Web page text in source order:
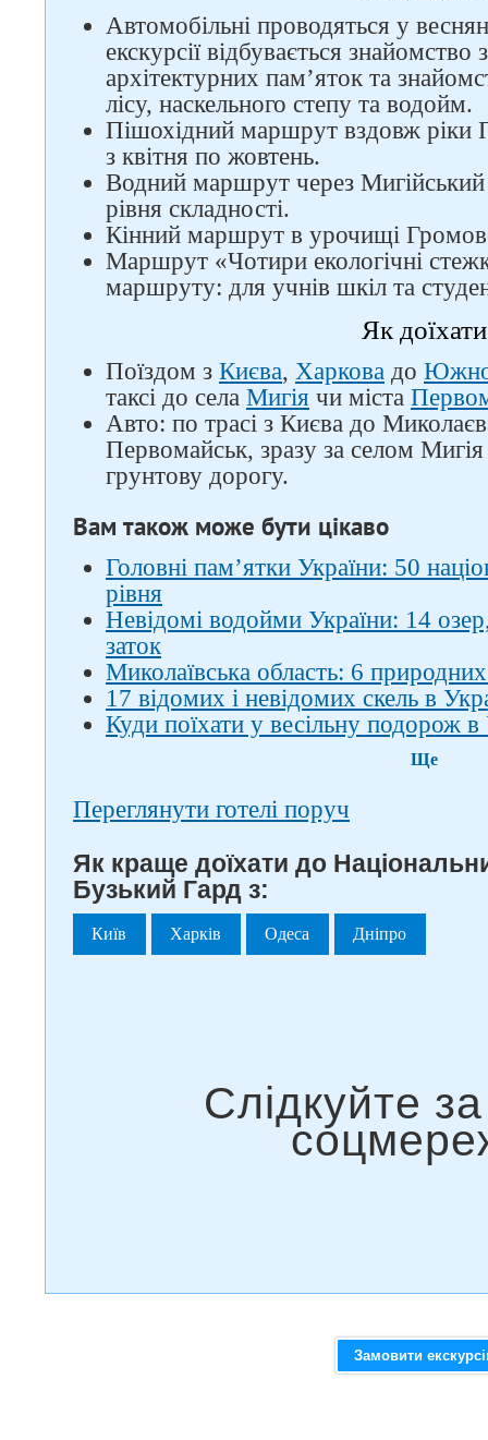
Автомобільні проводяться у
екскурсії відбувається
архітектурних пам’яток та
лісу, наскельного степу та водойм.
Пішохідний маршрут вздовж ріки
з квітня по жовтень.
Водний маршрут через
рівня складності.
Кінний маршрут в урочищі
Маршрут «Чотири екологічні
маршруту: для учнів шкіл та
Як доїхати
Поїздом з Києва, Харкова до
таксі до села Мигія чи міста
Авто: по трасі з Києва до
Первомайськ, зразу за селом
грунтову дорогу.
Вам також може бути цікаво
Головні пам’ятки України: 50
рівня
Невідомі водойми України: 14
заток
Миколаївська область: 6
17 відомих і невідомих скель в
Куди поїхати у весільну подорож в
Ще
Переглянути готелі поруч
Як краще доїхати до
Бузький Гард з:
Київ Харків Одеса Дніпро
Замовити